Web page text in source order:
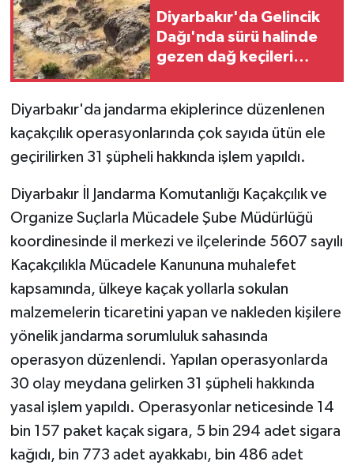
Diyarbakır'da Gelincik
Dağı'nda sürü halinde
gezen dağ keçileri
Diyarbakır'da jandarma ekiplerince düzenlenen
kaçakçılık operasyonlarında çok sayıda ütün ele
geçirilirken 31 şüpheli hakkında işlem yapıldı.
Diyarbakır İl Jandarma Komutanlığı Kaçakçılık ve
Organize Suçlarla Mücadele Şube Müdürlüğü
koordinesinde il merkezi ve ilçelerinde 5607 sayılı
Kaçakçılıkla Mücadele Kanununa muhalefet
kapsamında, ülkeye kaçak yollarla sokulan
malzemelerin ticaretini yapan ve nakleden kişilere
yönelik jandarma sorumluluk sahasında
operasyon düzenlendi. Yapılan operasyonlarda
30 olay meydana gelirken 31 şüpheli hakkında
yasal işlem yapıldı. Operasyonlar neticesinde 14
bin 157 paket kaçak sigara, 5 bin 294 adet sigara
kağıdı, bin 773 adet ayakkabı, bin 486 adet
Gayrimenkul
GENEL
Güvenlik
HABERDE İNSAN
İNSAN
İş Dünyası
Jandarma
Kadın
KÜLTÜR SANAT
MAGAZİN
Otomobil